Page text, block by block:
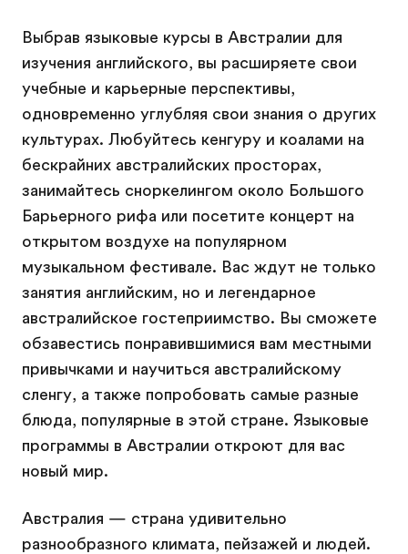
Выбрав языковые курсы в Австралии для
изучения английского, вы расширяете свои
учебные и карьерные перспективы,
одновременно углубляя свои знания о других
культурах. Любуйтесь кенгуру и коалами на
бескрайних австралийских просторах,
занимайтесь сноркелингом около Большого
Барьерного рифа или посетите концерт на
открытом воздухе на популярном
музыкальном фестивале. Вас ждут не только
занятия английским, но и легендарное
австралийское гостеприимство. Вы сможете
обзавестись понравившимися вам местными
привычками и научиться австралийскому
сленгу, а также попробовать самые разные
блюда, популярные в этой стране. Языковые
программы в Австралии откроют для вас
новый мир.
Австралия — страна удивительно
разнообразного климата, пейзажей и людей.